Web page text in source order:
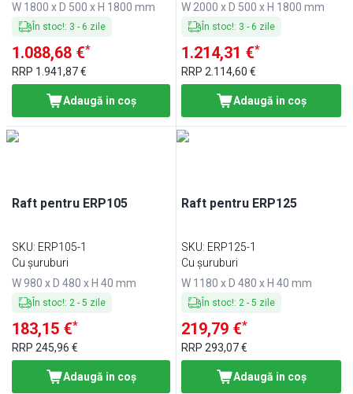
W 1800 x D 500 x H 1800 mm
În stoc!: 3 - 6 zile
1.088,68 €*
RRP 1.941,87 €
Adaugă in coş
W 2000 x D 500 x H 1800 mm
În stoc!: 3 - 6 zile
1.214,31 €*
RRP2.114,60 €
Adaugă in coş
Raft pentru ERP105
SKU: ERP105-1
Cu șuruburi
W 980 x D 480 x H 40 mm
În stoc!: 2- 5 zile
183,15 €*
RRP 245,96 €
Adaugă in coş
Raft pentru ERP125
SKU: ERP125-1
Cu șuruburi
W 1180 x D 480 x H 40 mm
În stoc!: 2 -5 zile
219,79 €*
RRP293,07 €
Adaugă in coş